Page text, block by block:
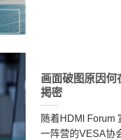
画面破图原因
掲密
随着HDMI Forum
一阵营的VESA协